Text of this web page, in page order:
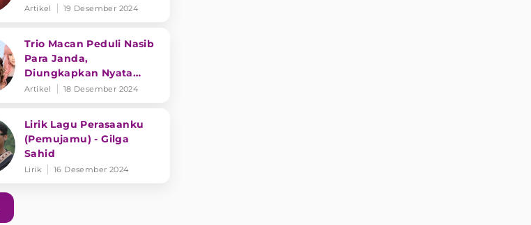
YouTube
Artikel 19 Desember 2024
Trio Macan Peduli Nasib
Para Janda,
Diungkapkan Nyata
Lewat Lagu
Artikel 18 Desember 2024
Lirik Lagu Perasaanku
(Pemujamu) - Gilga
Sahid
Lirik 16 Desember 2024